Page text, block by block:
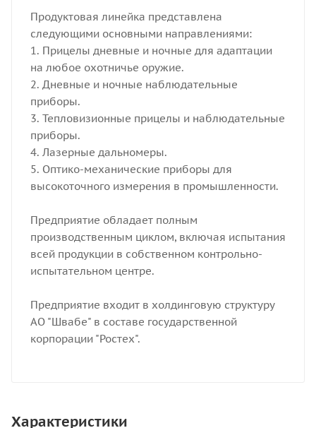
Продуктовая линейка представлена
следующими основными направлениями:
1. Прицелы дневные и ночные для адаптации
на любое охотничье оружие.
2. Дневные и ночные наблюдательные
приборы.
3. Тепловизионные прицелы и наблюдательные
приборы.
4. Лазерные дальномеры.
5. Оптико-механические приборы для
высокоточного измерения в промышленности.
Предприятие обладает полным
производственным циклом, включая испытания
всей продукции в собственном контрольно-
испытательном центре.
Предприятие входит в холдинговую структуру
АО "Швабе" в составе государственной
корпорации "Ростех".
Характеристики